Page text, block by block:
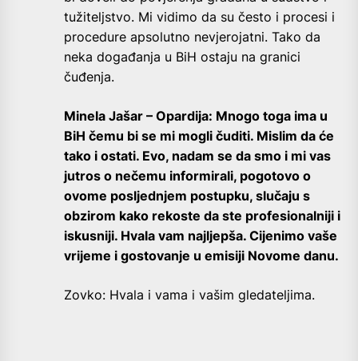
tužiteljstvo. Mi vidimo da su često i procesi i
procedure apsolutno nevjerojatni. Tako da
neka događanja u BiH ostaju na granici
čuđenja.
Minela Jašar – Opardija: Mnogo toga ima u
BiH čemu bi se mi mogli čuditi. Mislim da će
tako i ostati. Evo, nadam se da smo i mi vas
jutros o nečemu informirali, pogotovo o
ovome posljednjem postupku, slučaju s
obzirom kako rekoste da ste profesionalniji i
iskusniji. Hvala vam najljepša. Cijenimo vaše
vrijeme i gostovanje u emisiji Novome danu.
Zovko: Hvala i vama i vašim gledateljima.